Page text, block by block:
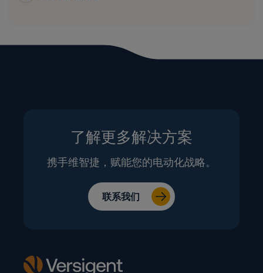
了解更多解决方案
携手维智捷，赋能您的电动化战略。
联系我们